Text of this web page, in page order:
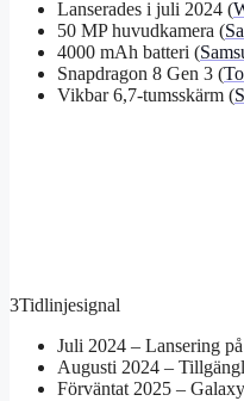
Lanserades i juli 2024 (
50 MP huvudkamera (
4000 mAh batteri (
Snapdragon 8 Gen 3 (
Vikbar 6,7-tumsskärm (
3Tidlinjesignal
Juli 2024 – Lansering
Augusti 2024 –
Förväntat 2025 –